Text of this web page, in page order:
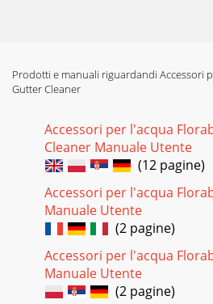
Prodotti e manuali riguardandi Accessori
Gutter Cleaner
Accessori per l'acqua
Cleaner Manuale Utente
(12 pagine)
Accessori per l'acqua
Manuale Utente
(2 pagine)
Accessori per l'acqua
Manuale Utente
(2 pagine)